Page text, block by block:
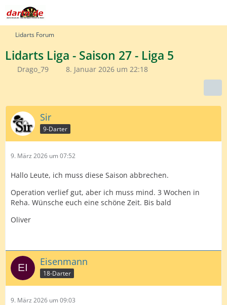
Lidarts Forum
Lidarts Liga - Saison 27 - Liga 5
Drago_79 8. Januar 2026 um 22:18
Sir
9-Darter
9. März 2026 um 07:52
Hallo Leute, ich muss diese Saison abbrechen.
Operation verlief gut, aber ich muss mind. 3 Wochen in
Reha. Wünsche euch eine schöne Zeit. Bis bald
Oliver
Eisenmann
18-Darter
9. März 2026 um 09:03